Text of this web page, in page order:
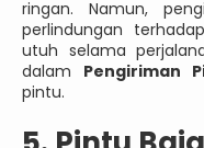
ringan. Namun,
perlindungan
utuh selama
dalam Pengiriman
pintu.